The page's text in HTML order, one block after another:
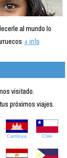
al mundo lo
+ info
visitado.
próximos viajes.
Camboya Chile